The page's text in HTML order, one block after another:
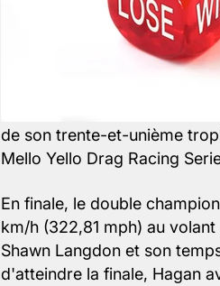
de son trente-et-unième
Mello Yello Drag Racing
En finale, le double
km/h (322,81 mph) au
Shawn Langdon et son
d'atteindre la finale, Hagan